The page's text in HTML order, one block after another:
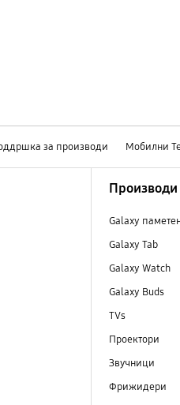
за производи Мобилни
Производи
Galaxy
Galaxy Tab
Galaxy Watch
Galaxy Buds
TVs
Проектори
Звучници
Фрижидери